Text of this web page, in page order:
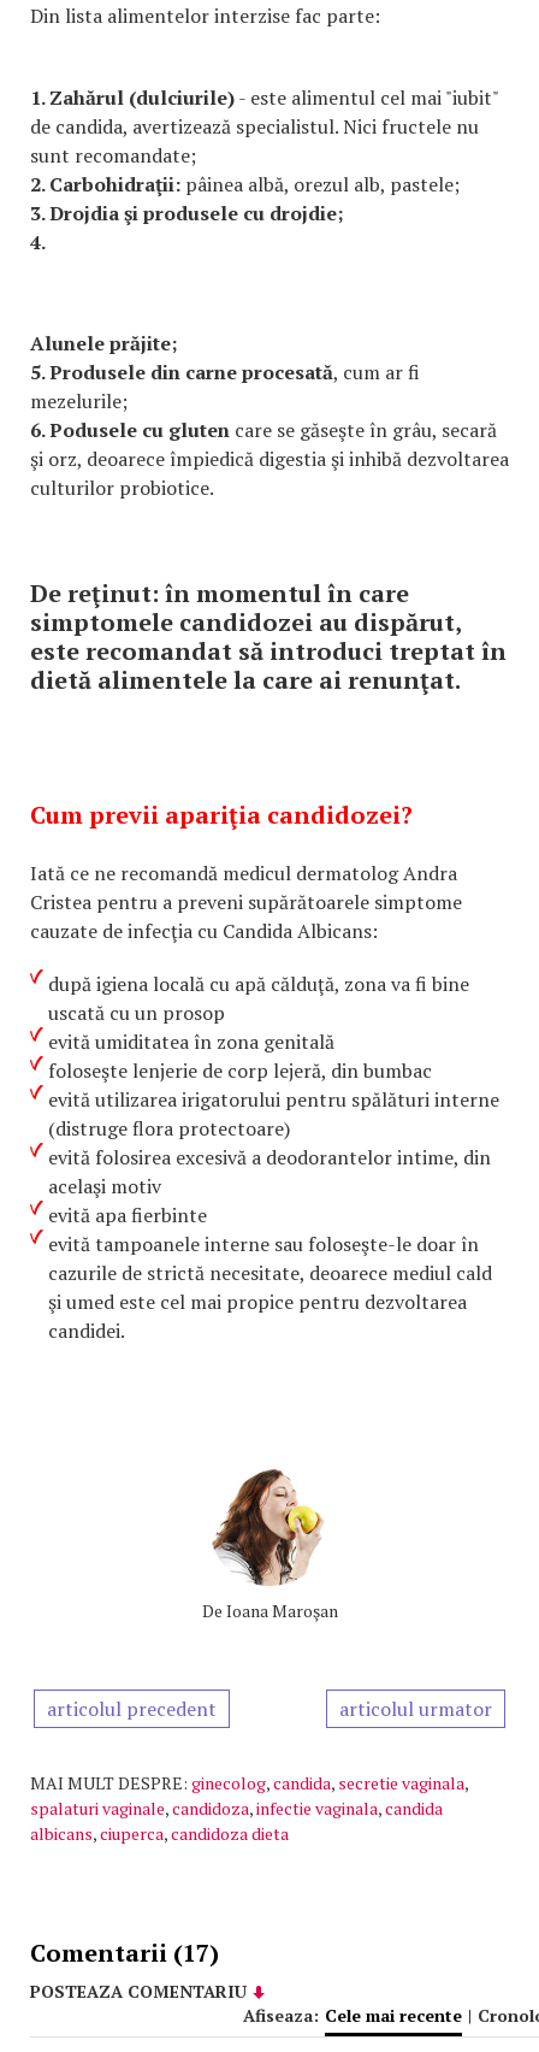
Din lista alimentelor interzise fac parte:
1. Zahărul (dulciurile)- este alimentul cel mai "iubit"
de candida, avertizează specialistul. Nici fructele nu
sunt recomandate;
2. Carbohidraţii: pâinea albă, orezul alb, pastele;
3. Drojdia şi produsele cu drojdie;
4.
Alunele prăjite;
5. Produsele din carne procesată, cum ar fi
mezelurile;
6. Podusele cu gluten care se găseşte în grâu, secară
şi orz, deoarece împiedică digestia şi inhibă dezvoltarea
culturilor probiotice.
De reţinut: în momentul în care
simptomele candidozei au dispărut,
este recomandat să introduci treptat în
dietă alimentele la care ai renunţat.
Cum previi apariţia candidozei?
Iată ce ne recomandă medicul dermatolog Andra
Cristea pentru a preveni supărătoarele simptome
cauzate de infecţia cu Candida Albicans:
după igiena locală cu apă călduţă, zona va fi bine
uscată cu un prosop
evită umiditatea în zona genitală
foloseşte lenjerie de corp lejeră, din bumbac
evită utilizarea irigatorului pentru spălături interne
(distruge flora protectoare)
evită folosirea excesivă a deodorantelor intime, din
acelaşi motiv
evită apa fierbinte
evită tampoanele interne sau foloseşte-le doar în
cazurile de strictă necesitate, deoarece mediul cald
şi umed este cel mai propice pentru dezvoltarea
candidei.
De Ioana Maroşan
articolul precedent articolul urmator
MAI MULT DESPRE: ginecolog,candida, secretie vaginala,
spalaturi vaginale,candidoza,infectie vaginala,candida
albicans,ciuperca,candidoza dieta
Comentarii (17)
POSTEAZA COMENTARIU
Afiseaza: Cele mai recente |